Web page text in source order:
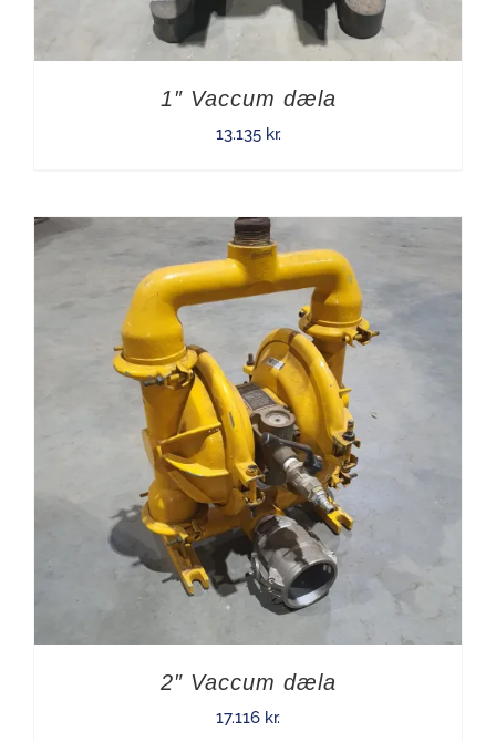
1″ Vaccum dæla
13.135 kr.
2″ Vaccum dæla
17.116 kr.